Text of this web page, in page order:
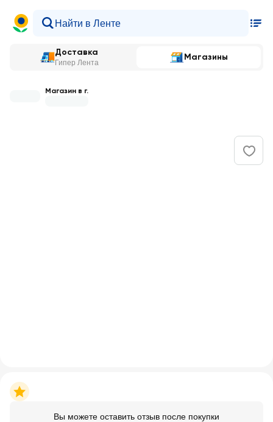
Доставка
Гипер Лента
Магазины
Магазин в г.
Вы можете оставить отзыв после покупки